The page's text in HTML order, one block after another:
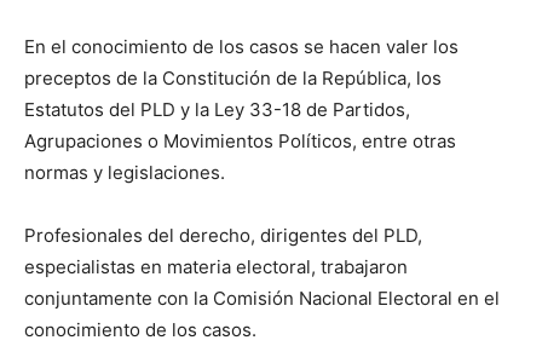
En el conocimiento de los casos se hacen valer los
preceptos de la Constitución de la República, los
Estatutos del PLD y la Ley 33-18 de Partidos,
Agrupaciones o Movimientos Políticos, entre otras
normas y legislaciones.
Profesionales del derecho, dirigentes del PLD,
especialistas en materia electoral, trabajaron
conjuntamente con la Comisión Nacional Electoral en el
conocimiento de los casos.